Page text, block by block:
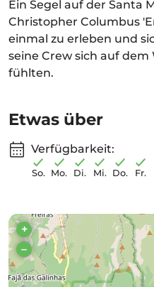
Ein Segel auf der Santa
Christopher Columbus
einmal zu erleben und
seine Crew sich auf
fühlten.
Etwas über
Verfügbarkeit:
So. Mo. Di. Mi. Do. Fr.
+
–